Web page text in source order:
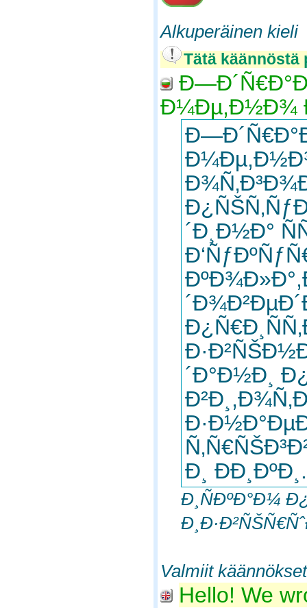
Alkuperäinen kieli
Tätä käännöstä
Ð¼Ðµ,Ð½Ð¾
´Ð¸Ð½Ð°
´Ð°Ð½Ð¸
Ð¸ ÐÐ¸ÐºÐ¸.
Ð¸ÑÐºÐ°Ð¼
Valmiit käännökset
Hello! We